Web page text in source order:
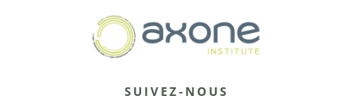
SUIVEZ-NOUS